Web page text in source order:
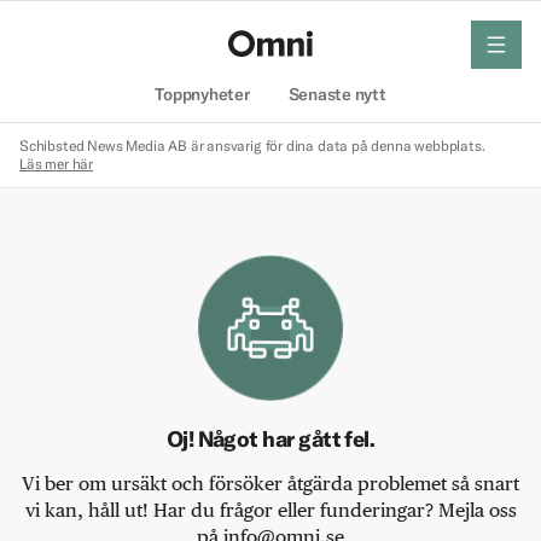
Toppnyheter Senaste nytt
meny
Schibsted News Media AB är ansvarig för dina data på denna webbplats.
Läs mer här
Oj! Något har gått fel.
Vi ber om ursäkt och försöker åtgärda problemet så snart
vi kan, håll ut! Har du frågor eller funderingar? Mejla oss